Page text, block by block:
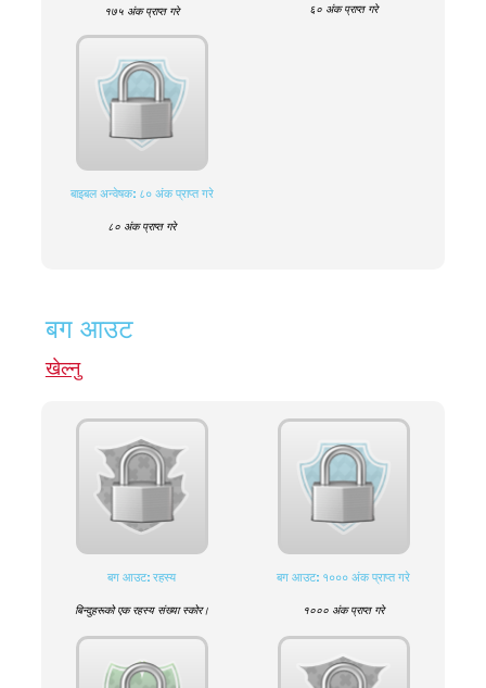
१७५ अंक प्राप्त गरे ६० अंक प्राप्त गरे
बाइबल अन्वेषक: ८० अंक प्राप्त गरे
८० अंक प्राप्त गरे
बग आउट
खेल्नु
बग आउट: रहस्य
बिन्दुहरूको एक रहस्य संख्या स्कोर।
बग आउट: १००० अंक प्राप्त गरे
१००० अंक प्राप्त गरे